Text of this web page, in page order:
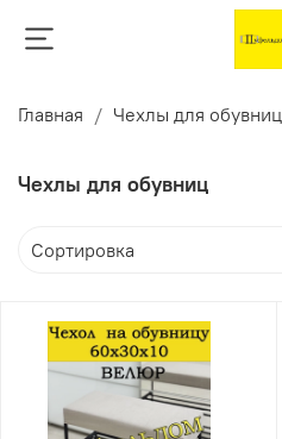
Главная Чехлы для обувниц
Чехлы для обувниц